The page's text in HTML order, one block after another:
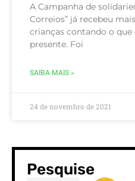
A Campanha de
Correios” já recebeu
crianças contando o
presente. Foi
SAIBA MAIS »
24 de novembro de 2021
Pesquise